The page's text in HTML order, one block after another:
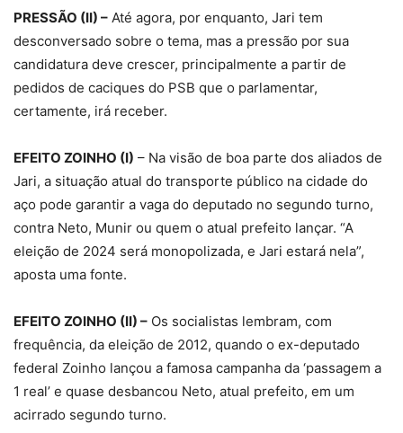
PRESSÃO (II) – Até agora, por enquanto, Jari tem
desconversado sobre o tema, mas a pressão por sua
candidatura deve crescer, principalmente a partir de
pedidos de caciques do PSB que o parlamentar,
certamente, irá receber.
EFEITO ZOINHO (I) – Na visão de boa parte dos aliados de
Jari, a situação atual do transporte público na cidade do
aço pode garantir a vaga do deputado no segundo turno,
contra Neto, Munir ou quem o atual prefeito lançar. “A
eleição de 2024 será monopolizada, e Jari estará nela”,
aposta uma fonte.
EFEITO ZOINHO (II) – Os socialistas lembram, com
frequência, da eleição de 2012, quando o ex-deputado
federal Zoinho lançou a famosa campanha da ‘passagem a
1 real’ e quase desbancou Neto, atual prefeito, em um
acirrado segundo turno.